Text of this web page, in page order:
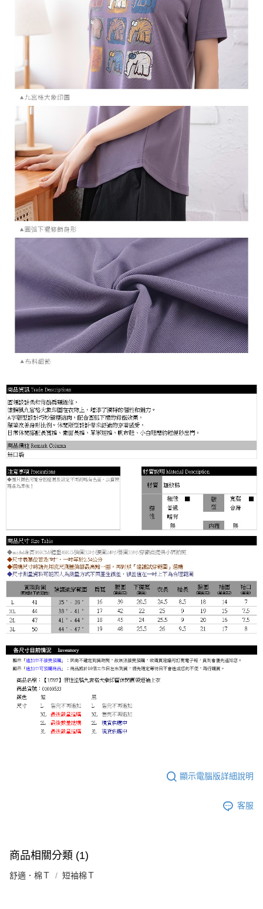
顯示電腦版詳細說明
客服
商品相關分類 (1)
舒適．棉Ｔ 短袖棉Ｔ